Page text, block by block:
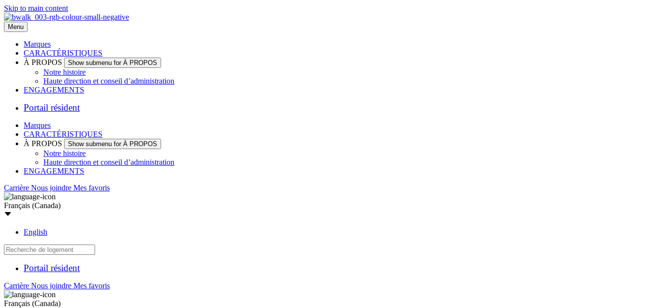
Skip to main content
Menu
Marques
CARACTÉRISTIQUES
À PROPOS
Show submenu for À PROPOS
Notre histoire
Haute direction et conseil d’administration
ENGAGEMENTS
Portail résident
Marques
CARACTÉRISTIQUES
À PROPOS
Show submenu for À PROPOS
Notre histoire
Haute direction et conseil d’administration
ENGAGEMENTS
Carrière Nous joindre Mes favoris
Français (Canada)
English
Portail résident
Carrière Nous joindre Mes favoris
Français (Canada)